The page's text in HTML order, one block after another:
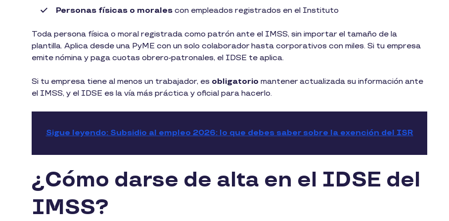
Personas físicas o morales con empleados registrados en el Instituto
Toda persona física o moral registrada como patrón ante el IMSS, sin importar el tamaño de la
plantilla. Aplica desde una PyME con un solo colaborador hasta corporativos con miles. Si tu empresa
emite nómina y paga cuotas obrero-patronales, el IDSE te aplica.
Si tu empresa tiene al menos un trabajador, es obligatorio mantener actualizada su información ante
el IMSS, y el IDSE es la vía más práctica y oficial para hacerlo.
Sigue leyendo: Subsidio al empleo 2026: lo que debes saber sobre la exención del ISR
¿Cómo darse de alta en el IDSE del
IMSS?